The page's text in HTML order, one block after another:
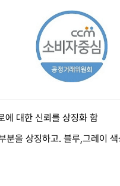
에 대한 신뢰를 상징화 함
을 상징하고. 블루,그레이